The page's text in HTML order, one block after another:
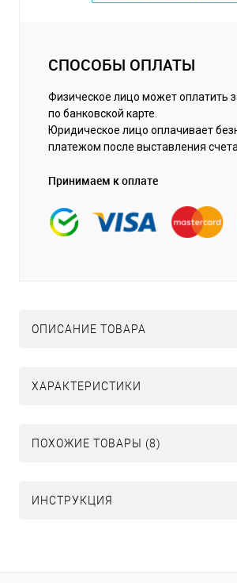
СПОСОБЫ ОПЛАТЫ
Физическое лицо может оплатить
по банковской карте.
Юридическое лицо оплачивает
платежом после выставления счета
Принимаем к оплате
ОПИСАНИЕ ТОВАРА
ХАРАКТЕРИСТИКИ
ПОХОЖИЕ ТОВАРЫ (8)
ИНСТРУКЦИЯ